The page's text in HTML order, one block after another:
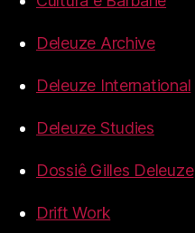
Deleuze Archive
Deleuze International
Deleuze Studies
Dossiê Gilles Deleuze
Drift Work